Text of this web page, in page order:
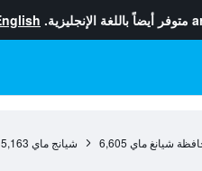
متوفر أيضاً باللغة الإنجليزية.
شيانغ ماي 6,605 شيانج ماي 5,163